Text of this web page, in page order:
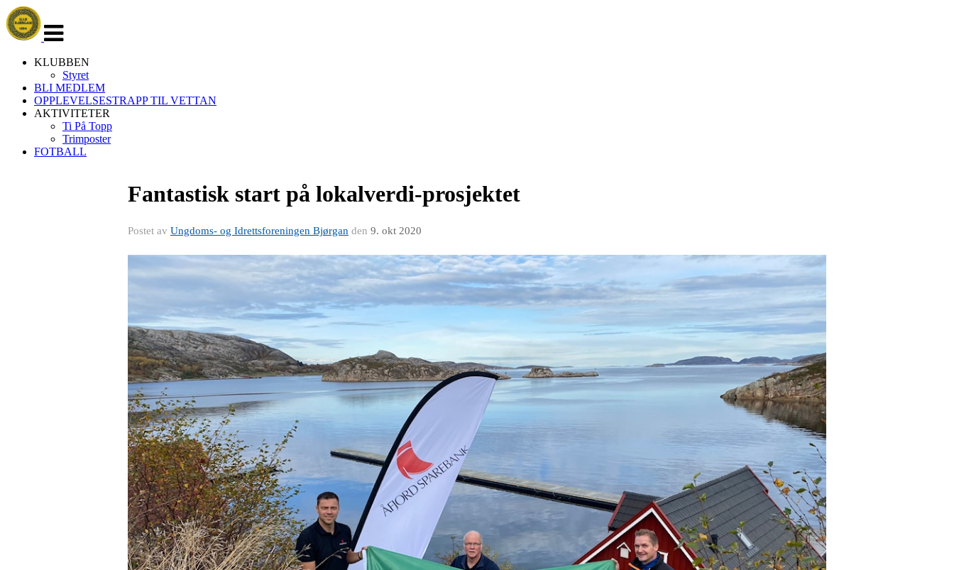
navigasjon
KLUBBEN
Styret
BLI MEDLEM
OPPLEVELSESTRAPP TIL VETTAN
AKTIVITETER
Ti På Topp
Trimposter
FOTBALL
Fantastisk start på lokalverdi-prosjektet
Postet av Ungdoms- og Idrettsforeningen Bjørgan den 9. okt 2020